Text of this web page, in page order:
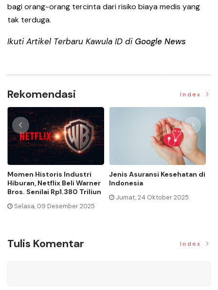
bagi orang-orang tercinta dari risiko biaya medis yang
tak terduga.
Ikuti Artikel Terbaru Kawula ID di Google News
Rekomendasi Index
Momen Historis Industri
Hiburan, Netflix Beli Warner
Bros. Senilai Rp1.380 Triliun
Selasa, 09 Desember 2025
Jenis Asuransi Kesehatan di
Indonesia
Jumat, 24 Oktober 2025
Tulis Komentar Index